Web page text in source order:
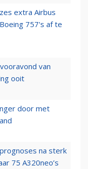
extra Airbus
757's af te
van
ooit
door met
na sterk
75 A320neo’s